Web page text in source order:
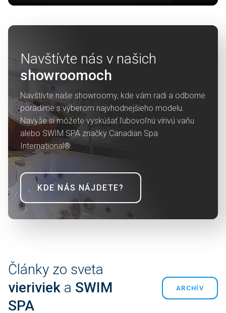
Navštívte nás v našich
showroomoch
Navštívte naše showroomy, kde vám radi a odborne
poradíme s výberom najvhodnejšieho modelu.
Navyše si môžete vyskúšať ľubovoľnú vírivú vaňu
alebo SWIM SPA značky Canadian Spa
International®.
KDE NÁS NÁJDETE?
Články zo sveta
vieriviek a SWIM
SPA